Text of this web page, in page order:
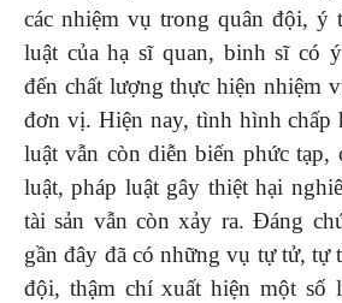
các nhiệm vụ trong quân đội, ý
luật của hạ sĩ quan, binh sĩ có
đến chất lượng thực hiện nhiệm
đơn vị. Hiện nay, tình hình chấp
luật vẫn còn diễn biến phức
luật, pháp luật gây thiệt hại
tài sản vẫn còn xảy ra. Đáng
gần đây đã có những vụ tự tử, tự
đội, thậm chí xuất hiện một số